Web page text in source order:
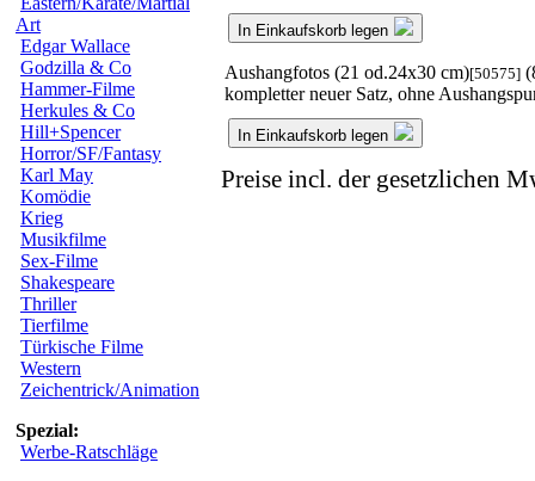
Art
Edgar Wallace
Godzilla & Co
Hammer-Filme
Herkules & Co
Hill+Spencer
Horror/SF/Fantasy
Karl May
Komödie
Krieg
Musikfilme
Sex-Filme
Shakespeare
Thriller
Tierfilme
Türkische Filme
Western
Zeichentrick/Animation
Spezial:
Werbe-Ratschläge
In Einkaufskorb legen
Aushangfotos (21 od.24x30 cm)[50575]
kompletter neuer Satz, ohne
In Einkaufskorb legen
Preise incl. der gesetzlichen